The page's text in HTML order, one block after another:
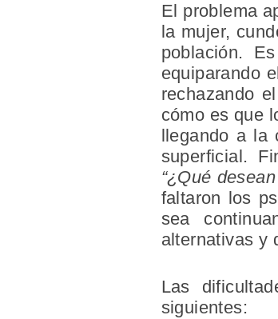
El problema
la mujer,
población.
equiparando
rechazando
cómo es que
llegando a la
superficial.
“¿Qué
faltaron los
sea
alternativas y
Las
siguientes: